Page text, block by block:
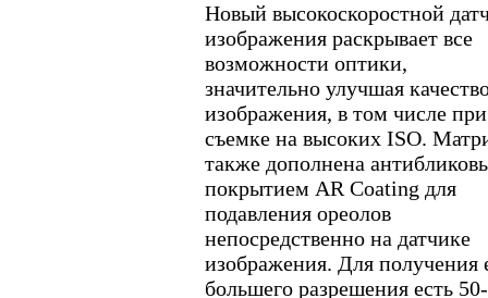
Новый высокоскоростной
изображения раскрывает все
возможности оптики,
значительно улучшая
изображения, в том числе при
съемке на высоких ISO.
также дополнена
покрытием AR Coating для
подавления ореолов
непосредственно на датчике
изображения. Для получения
большего разрешения есть 50-